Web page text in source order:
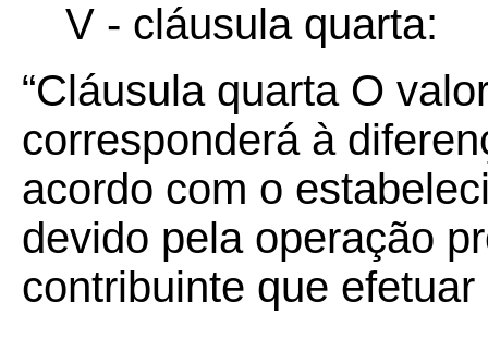
V - cláusula quarta:
“Cláusula quarta O
corresponderá à
acordo com o
devido pela operação
contribuinte que